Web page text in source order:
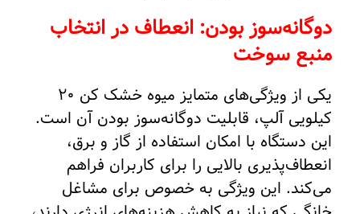
دوگانه‌سوز بودن: انعطاف در انتخاب
منبع سوخت
یکی از ویژگی‌های متمایز میوه خشک کن 20
کیلویی آلپ، قابلیت دوگانه‌سوز بودن آن است.
این دستگاه با امکان استفاده از گاز و برق،
انعطاف‌پذیری بالایی را برای کاربران فراهم
می‌کند. این ویژگی به خصوص برای مشاغل